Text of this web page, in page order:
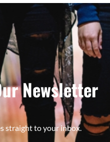
Newsletter
straight to your inbox.